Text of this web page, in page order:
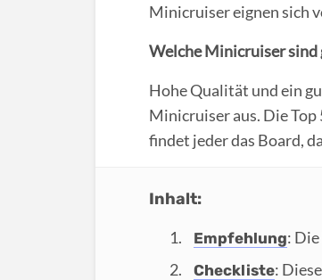
Minicruiser eignen sich
Welche Minicruiser sind
Hohe Qualität und ein
Minicruiser aus. Die
findet jeder das Board,
Inhalt:
Empfehlung:
Checkliste: